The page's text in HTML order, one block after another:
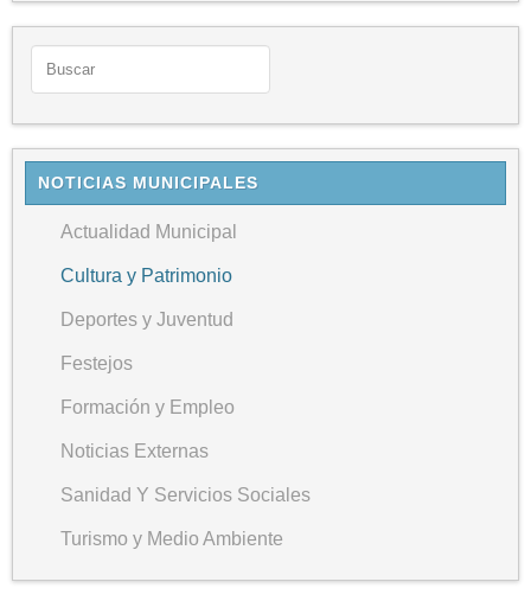
NOTICIAS MUNICIPALES
Actualidad Municipal
Cultura y Patrimonio
Deportes y Juventud
Festejos
Formación y Empleo
Noticias Externas
Sanidad Y Servicios Sociales
Turismo y Medio Ambiente